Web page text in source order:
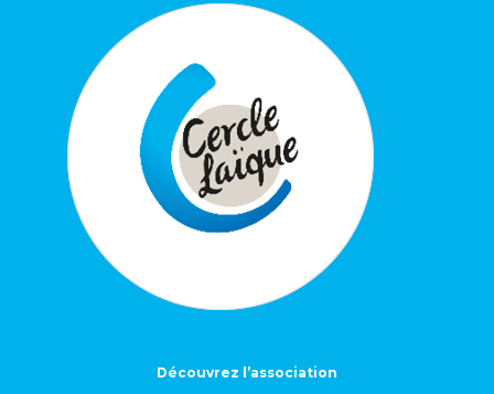
Découvrez l’association